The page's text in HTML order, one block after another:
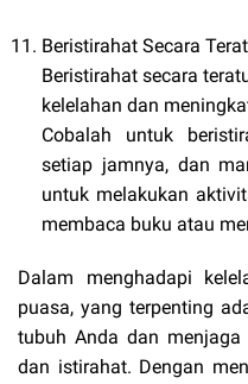
Beristirahat Secara
Beristirahat secara
kelelahan dan
Cobalah untuk
setiap jamnya, dan
untuk melakukan
membaca buku atau
Dalam menghadapi
puasa, yang terpenting
tubuh Anda dan
dan istirahat. Dengan